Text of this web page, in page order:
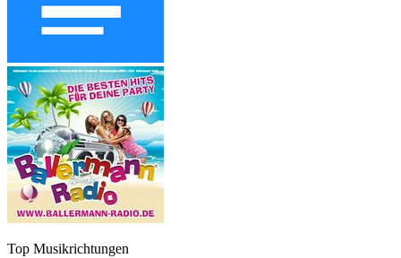
Top Musikrichtungen